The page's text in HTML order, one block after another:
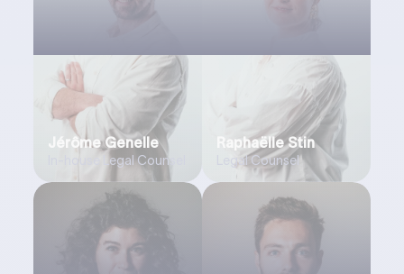
Jérôme Genelle
In-house Legal Counsel
Raphaëlle Stin
Legal Counsel